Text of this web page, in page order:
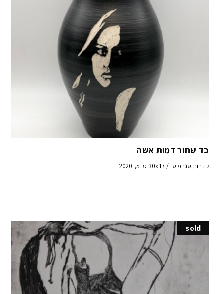
כד שחור דמות אשה
קדרות סגרפיטו / 30x17 ס"מ, 2020
sold